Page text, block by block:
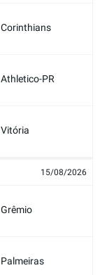
Corinthians
Athletico-PR
Vitória
15/08/2026
Grêmio
Palmeiras